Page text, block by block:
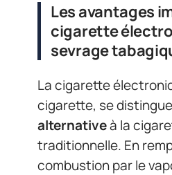
Les avantages
cigarette
sevrage
La cigarette
cigarette, se
alternativeà la
traditionnelle. En
combustion par le